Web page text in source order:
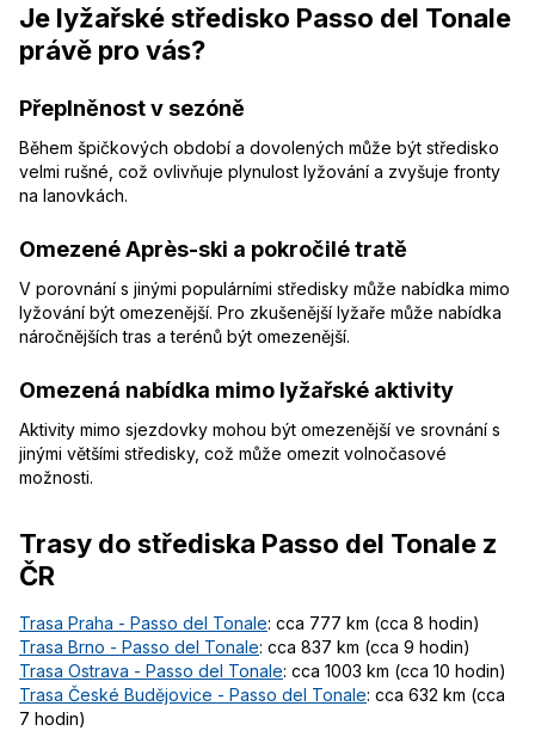
Je lyžařské středisko Passo del Tonale
právě pro vás?
Přeplněnost v sezóně
Během špičkových období a dovolených může být středisko
velmi rušné, což ovlivňuje plynulost lyžování a zvyšuje fronty
na lanovkách.
Omezené Après-ski a pokročilé tratě
V porovnání s jinými populárními středisky může nabídka mimo
lyžování být omezenější. Pro zkušenější lyžaře může nabídka
náročnějších tras a terénů být omezenější.
Omezená nabídka mimo lyžařské aktivity
Aktivity mimo sjezdovky mohou být omezenější ve srovnání s
jinými většími středisky, což může omezit volnočasové
možnosti.
Trasy do střediska Passo del Tonale z
ČR
Trasa Praha - Passo del Tonale: cca 777 km (cca 8 hodin)
Trasa Brno - Passo del Tonale: cca 837 km (cca 9 hodin)
Trasa Ostrava - Passo del Tonale: cca 1003 km (cca 10 hodin)
Trasa České Budějovice - Passo del Tonale: cca 632 km (cca
7 hodin)